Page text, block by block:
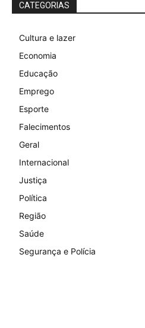
CATEGORIAS
Cultura e lazer
Economia
Educação
Emprego
Esporte
Falecimentos
Geral
Internacional
Justiça
Política
Região
Saúde
Segurança e Polícia